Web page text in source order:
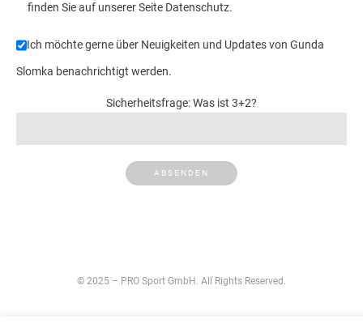
finden Sie auf unserer Seite Datenschutz.
Ich möchte gerne über Neuigkeiten und Updates von Gunda
Slomka benachrichtigt werden.
Sicherheitsfrage: Was ist 3+2?
© 2025 – PRO Sport GmbH. All Rights Reserved.